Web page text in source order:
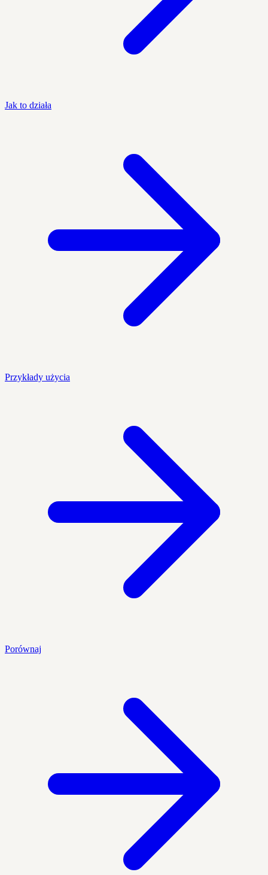
Jak to działa
Przykłady użycia
Porównaj